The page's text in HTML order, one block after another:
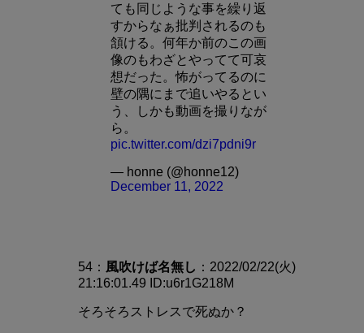
ても同じような事を繰り返
すからなぁ批判されるのも
頷ける。何年か前のこの画
像のもわざとやってて可哀
想だった。怖がってるのに
壁の隅にまで追いやるとい
う、しかも動画を撮りなが
ら。
pic.twitter.com/dzi7pdni9r
— honne (@honne12)
December 11, 2022
54： 風吹けば名無し ：2022/02/22(火)
21:16:01.49 ID:u6r1G218M
そろそろストレスで死ぬか？